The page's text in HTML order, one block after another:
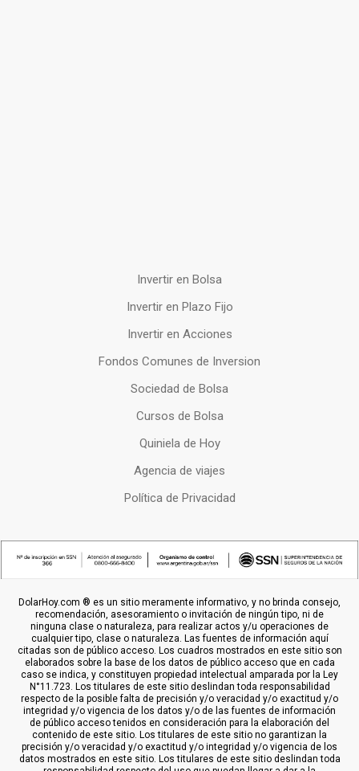
Invertir en Bolsa
Invertir en Plazo Fijo
Invertir en Acciones
Fondos Comunes de Inversion
Sociedad de Bolsa
Cursos de Bolsa
Quiniela de Hoy
Agencia de viajes
Política de Privacidad
DolarHoy.com ® es un sitio meramente informativo, y no brinda consejo,
recomendación, asesoramiento o invitación de ningún tipo, ni de
ninguna clase o naturaleza, para realizar actos y/u operaciones de
cualquier tipo, clase o naturaleza. Las fuentes de información aquí
citadas son de público acceso. Los cuadros mostrados en este sitio son
elaborados sobre la base de los datos de público acceso que en cada
caso se indica, y constituyen propiedad intelectual amparada por la Ley
N°11.723. Los titulares de este sitio deslindan toda responsabilidad
respecto de la posible falta de precisión y/o veracidad y/o exactitud y/o
integridad y/o vigencia de los datos y/o de las fuentes de información
de público acceso tenidos en consideración para la elaboración del
contenido de este sitio. Los titulares de este sitio no garantizan la
precisión y/o veracidad y/o exactitud y/o integridad y/o vigencia de los
datos mostrados en este sitio. Los titulares de este sitio deslindan toda